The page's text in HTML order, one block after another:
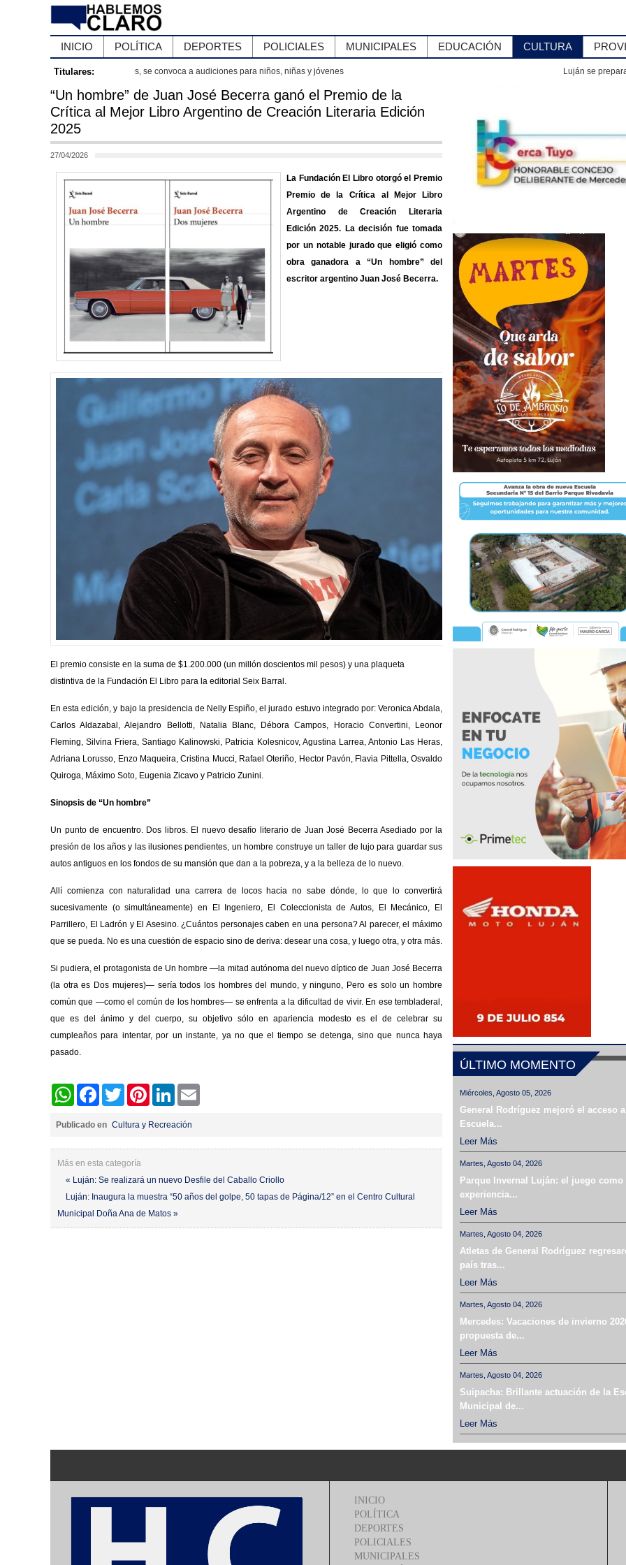
INICIO POLÍTICA DEPORTES POLICIALES MUNICIPALES EDUCACIÓN CULTURA
Titulares: Luján se prepara para la 70° Peregrinación de la Virgen de Copacabana: cronograma, cortes de tránsito y
“Un hombre” de Juan José Becerra ganó el Premio de la
Crítica al Mejor Libro Argentino de Creación Literaria Edición
2025
27/04/2026
La Fundación El Libro otorgó el Premio
Premio de la Crítica al Mejor Libro
Argentino de Creación Literaria
Edición 2025. La decisión fue tomada
por un notable jurado que eligió como
obra ganadora a “Un hombre” del
escritor argentino Juan José Becerra.
El premio consiste en la suma de $1.200.000 (un millón doscientos mil pesos) y una plaqueta
distintiva de la Fundación El Libro para la editorial Seix Barral.
En esta edición, y bajo la presidencia de Nelly Espiño, el jurado estuvo integrado por: Veronica Abdala,
Carlos Aldazabal, Alejandro Bellotti, Natalia Blanc, Débora Campos, Horacio Convertini, Leonor
Fleming, Silvina Friera, Santiago Kalinowski, Patricia Kolesnicov, Agustina Larrea, Antonio Las Heras,
Adriana Lorusso, Enzo Maqueira, Cristina Mucci, Rafael Oteriño, Hector Pavón, Flavia Pittella, Osvaldo
Quiroga, Máximo Soto, Eugenia Zicavo y Patricio Zunini.
Sinopsis de “Un hombre”
Un punto de encuentro. Dos libros. El nuevo desafío literario de Juan José Becerra Asediado por la
presión de los años y las ilusiones pendientes, un hombre construye un taller de lujo para guardar sus
autos antiguos en los fondos de su mansión que dan a la pobreza, y a la belleza de lo nuevo.
Allí comienza con naturalidad una carrera de locos hacia no sabe dónde, lo que lo convertirá
sucesivamente (o simultáneamente) en El Ingeniero, El Coleccionista de Autos, El Mecánico, El
Parrillero, El Ladrón y El Asesino. ¿Cuántos personajes caben en una persona? Al parecer, el máximo
que se pueda. No es una cuestión de espacio sino de deriva: desear una cosa, y luego otra, y otra más.
Si pudiera, el protagonista de Un hombre —la mitad autónoma del nuevo díptico de Juan José Becerra
(la otra es Dos mujeres)— sería todos los hombres del mundo, y ninguno, Pero es solo un hombre
común que —como el común de los hombres— se enfrenta a la dificultad de vivir. En ese tembladeral,
que es del ánimo y del cuerpo, su objetivo sólo en apariencia modesto es el de celebrar su
cumpleaños para intentar, por un instante, ya no que el tiempo se detenga, sino que nunca haya
pasado.
WhatsAppFacebookTwitter PinterestLinkedIn
Publicado en Cultura y Recreación
Más en esta categoría
« Luján: Se realizará un nuevo Desfile del Caballo Criollo
Luján: Inaugura la muestra “50 años del golpe, 50 tapas de Página/12” en el Centro Cultural
Municipal Doña Ana de Matos »
ÚLTIMO MOMENTO
Miércoles, Agosto 05, 2026
General Rodríguez mejoró el acceso
Escuela...
Leer Más
Martes, Agosto 04, 2026
Parque Invernal Luján: el juego como
experiencia...
Leer Más
Martes, Agosto 04, 2026
Atletas de General Rodríguez
país tras...
Leer Más
Martes, Agosto 04, 2026
Mercedes: Vacaciones de invierno
propuesta de...
Leer Más
Martes, Agosto 04, 2026
Suipacha: Brillante actuación de la
Municipal de...
Leer Más
INICIO
POLÍTICA
DEPORTES
POLICIALES
MUNICIPALES